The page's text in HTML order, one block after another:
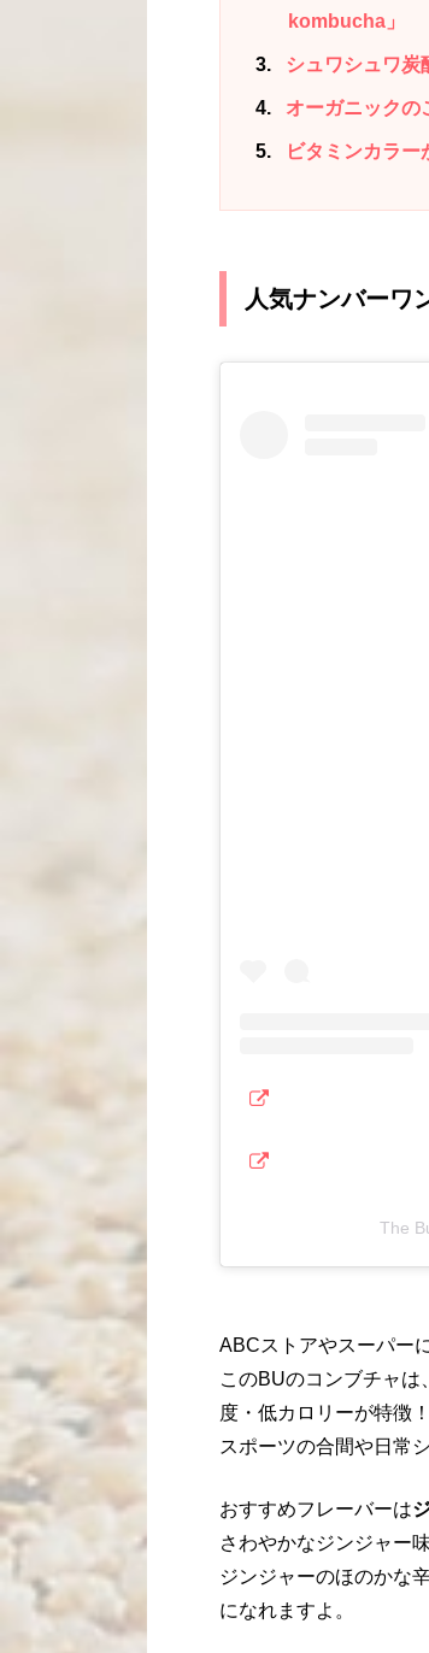
kombucha」
3 シュワシュワ炭
4 オーガニックの
5 ビタミンカラ
人気ナンバーワ
The
ABCストアやスーパー
このBUのコンブチャ
度・低カロリーが特徴！
スポーツの合間や日常
おすすめフレーバーは
さわやかなジンジャー
ジンジャーのほのかな
になれますよ。